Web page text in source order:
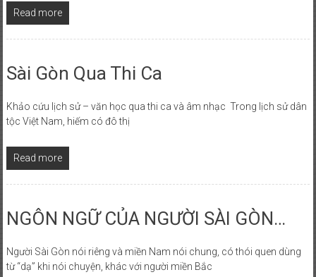
PHONG
TRÀO
DÂN
ĐÒI
TÊN
SÀI
GÒN
Read more
Sài Gòn Qua Thi Ca
Khảo cứu lịch sử – văn học qua thi ca và âm nhạc Trong lịch sử dân
tộc Việt Nam, hiếm có đô thị
Read more
NGÔN NGỮ CỦA NGƯỜI SÀI GÒN…
Người Sài Gòn nói riêng và miền Nam nói chung, có thói quen dùng
từ “dạ” khi nói chuyện, khác với người miền Bắc